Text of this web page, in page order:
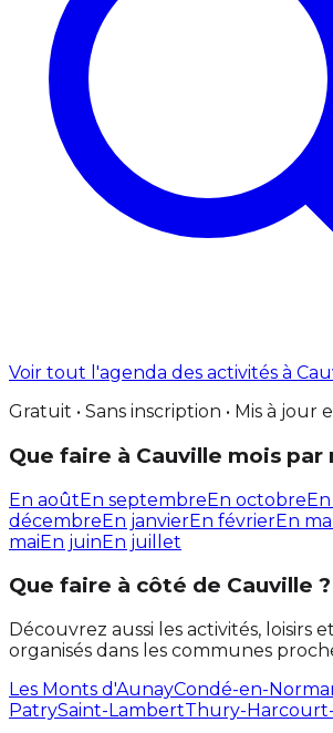
Voir tout l'agenda des activités à
Gratuit • Sans inscription • Mis à jour
Que faire à Cauville mois par
En aoûtEn septembreEn octobre
décembreEn janvierEn févrierEn
maiEn juinEn juillet
Que faire à côté de Cauville ?
Découvrez aussi les activités, loisirs
organisés dans les communes
Les Monts d'AunayCondé-en-
PatrySaint-LambertThury-